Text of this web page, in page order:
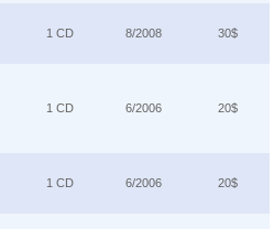
1 CD 8/2008 30$
1 CD 6/2006 20$
1 CD 6/2006 20$